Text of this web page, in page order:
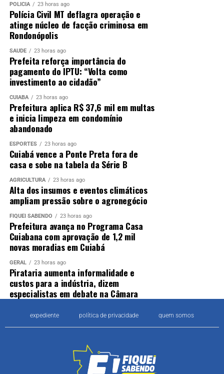
POLÍCIA 23 horas ago
Polícia Civil MT deflagra operação e
atinge núcleo de facção criminosa em
Rondonópolis
SAÚDE 23 horas ago
Prefeita reforça importância do
pagamento do IPTU: “Volta como
investimento ao cidadão”
CUIABÁ 23 horas ago
Prefeitura aplica R$ 37,6 mil em multas
e inicia limpeza em condomínio
abandonado
ESPORTES 23 horas ago
Cuiabá vence a Ponte Preta fora de
casa e sobe na tabela da Série B
AGRICULTURA 23 horas ago
Alta dos insumos e eventos climáticos
ampliam pressão sobre o agronegócio
FIQUEI SABENDO 23 horas ago
Prefeitura avança no Programa Casa
Cuiabana com aprovação de 1,2 mil
novas moradias em Cuiabá
GERAL 23 horas ago
Pirataria aumenta informalidade e
custos para a indústria, dizem
especialistas em debate na Câmara
expediente política de privacidade quem somos